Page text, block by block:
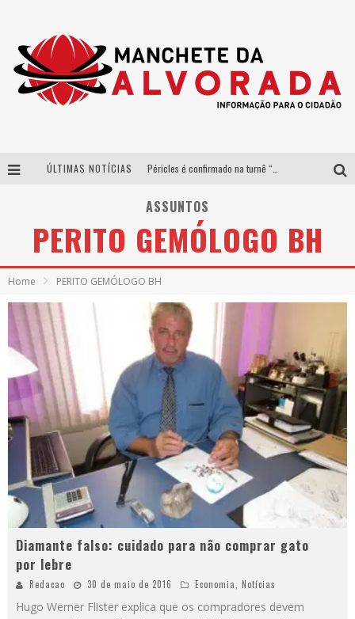
ÚLTIMAS NOTÍCIAS
Democratização do malte: Proibida utiliza estratégia de custo-benefício para o lazer do brasileiro
Yan traz a turnê nacional do PagodYANdo para Belo Horizonte
ASSUNTOS
PERITO GEMÓLOGO BH
Home PERITO GEMÓLOGO BH
Diamante falso: cuidado para não comprar gato
por lebre
Redacao 30 de maio de 2016 Economia, Notícias
Hugo Werner Flister explica que os compradores devem